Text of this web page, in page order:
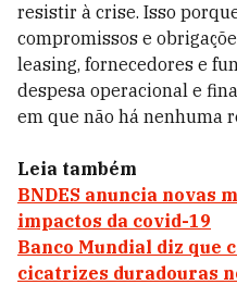
resistir à crise. Isso
compromissos e
leasing, fornecedores e
despesa operacional e
em que não há nenhuma
Leia também
BNDES anuncia novas
impactos da covid-19
Banco Mundial diz que
cicatrizes duradouras